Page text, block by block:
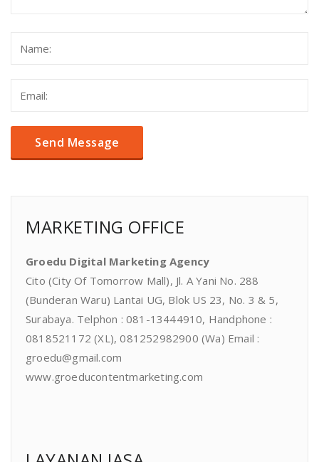
MARKETING OFFICE
Groedu Digital Marketing Agency
Cito (City Of Tomorrow Mall), Jl. A Yani No. 288
(Bunderan Waru) Lantai UG, Blok US 23, No. 3 & 5,
Surabaya. Telphon : 081-13444910, Handphone :
0818521172 (XL), 081252982900 (Wa) Email :
groedu@gmail.com
www.groeducontentmarketing.com